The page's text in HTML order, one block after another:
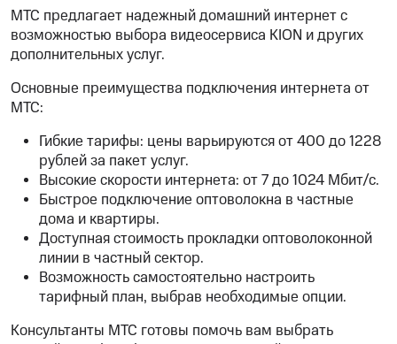
МТС предлагает надежный домашний интернет с
возможностью выбора видеосервиса KION и других
дополнительных услуг.
Основные преимущества подключения интернета от
МТС:
Гибкие тарифы: цены варьируются от 400 до 1228
рублей за пакет услуг.
Высокие скорости интернета: от 7 до 1024 Мбит/с.
Быстрое подключение оптоволокна в частные
дома и квартиры.
Доступная стоимость прокладки оптоволоконной
линии в частный сектор.
Возможность самостоятельно настроить
тарифный план, выбрав необходимые опции.
Консультанты МТС готовы помочь вам выбрать